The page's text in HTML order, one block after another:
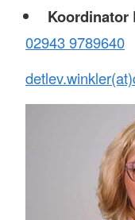
Koordinator
02943 9789640